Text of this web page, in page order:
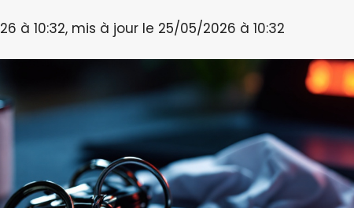
à 10:32, mis à jour le 25/05/2026 à 10:32